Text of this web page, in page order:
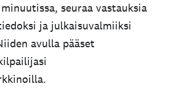
seuraa vastauksia
ja julkaisuvalmiiksi
avulla pääset